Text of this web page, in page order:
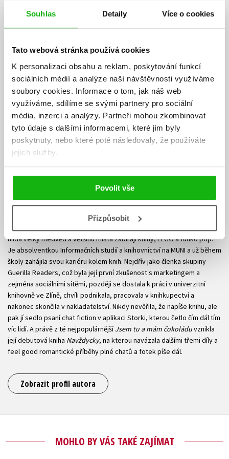
Souhlas Detaily Více o cookies
Tato webová stránka používá cookies
K personalizaci obsahu a reklam, poskytování funkcí
sociálních médií a analýze naší návštěvnosti využíváme
soubory cookies. Informace o tom, jak náš web
využíváme, sdílíme se svými partnery pro sociální
média, inzerci a analýzy. Partneři mohou zkombinovat
tyto údaje s dalšími informacemi, které jim byly
poskytnuty, nebo které poté následovaly, že používáte
jejich služby.
Povolit vše
Přizpůsobit
Nofreeusernames
Ola alias Nofreeusernames žije u své kočky na Vsetíně, v domě, který
hlídá velký medvěd a většinu místa zabírají knihy, LEGO a funko pop.
Je absolventkou Informačních studií a knihovnictví na MUNI a už během
školy zahájila svou kariéru kolem knih. Nejdřív jako členka skupiny
Guerilla Readers, což byla její první zkušenost s marketingem a
zejména sociálními sítěmi, později se dostala k práci v univerzitní
knihovně ve Zlíně, chvíli podnikala, pracovala v knihkupectví a
nakonec skončila v nakladatelství. Nikdy nevěřila, že napíše knihu, ale
pak jí sedlo psaní chat fiction v aplikaci Storki, kterou četlo čím dál tím
víc lidí. A právě z té nejpopulárnějšíJsem tu a mám čokoláduvznikla
její debutová kniha Navždycky, na kterou navázala dalšími třemi díly a
feel good romantické příběhy plné chatů a fotek píše dál.
Zobrazit profil autora
MOHLO BY VÁS TAKÉ ZAJÍMAT